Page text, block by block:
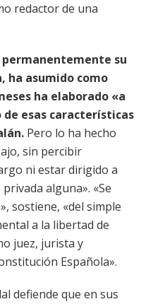
redactor de una
permanentemente su
ha asumido como
ha elaborado «a
esas características
Pero lo ha hecho
sin percibir
ni estar dirigido a
alguna». «Se
sostiene, «del simple
a la libertad de
juez, jurista y
Española».
defiende que en sus